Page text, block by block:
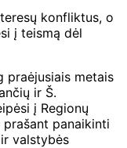
konfliktus, o
į teismą dėl
praėjusiais metais
ir Š.
į Regionų
panaikinti
valstybės